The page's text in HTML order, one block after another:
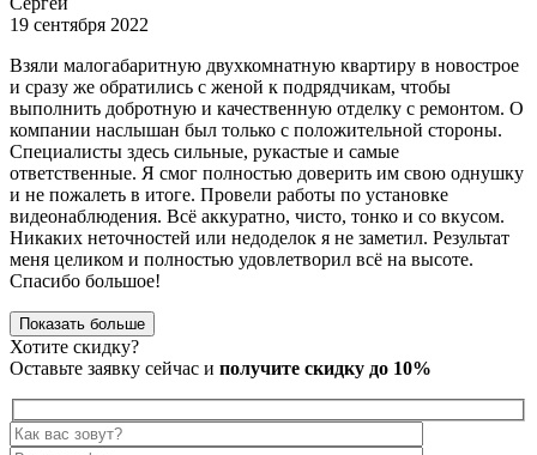
19 сентября 2022
Взяли малогабаритную двухкомнатную квартиру в новострое
и сразу же обратились с женой к подрядчикам, чтобы
выполнить добротную и качественную отделку с ремонтом. О
компании наслышан был только с положительной стороны.
Специалисты здесь сильные, рукастые и самые
ответственные. Я смог полностью доверить им свою однушку
и не пожалеть в итоге. Провели работы по установке
видеонаблюдения. Всё аккуратно, чисто, тонко и со вкусом.
Никаких неточностей или недоделок я не заметил. Результат
меня целиком и полностью удовлетворил всё на высоте.
Спасибо большое!
Показать больше
Хотите скидку?
Оставьте заявку сейчас и получите скидку до 10%